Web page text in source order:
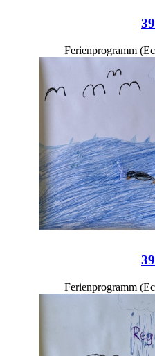
Ferienprogramm
Ferienprogramm